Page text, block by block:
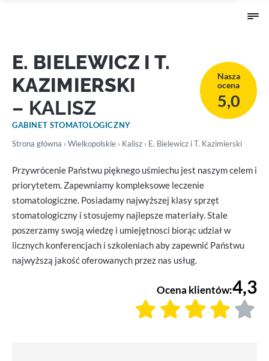
E. BIELEWICZ I T.
KAZIMIERSKI
– KALISZ
GABINET STOMATOLOGICZNY
Nasza
ocena
5,0
Strona główna › Wielkopolskie › Kalisz › E. Bielewicz i T. Kazimierski
Przywrócenie Państwu pięknego uśmiechu jest naszym celem i
priorytetem. Zapewniamy kompleksowe leczenie
stomatologiczne. Posiadamy najwyższej klasy sprzęt
stomatologiczny i stosujemy najlepsze materiały. Stale
poszerzamy swoją wiedzę i umiejętnosci biorąc udział w
licznych konferencjach i szkoleniach aby zapewnić Państwu
najwyższą jakość oferowanych przez nas usług.
Ocena klientów:4,3